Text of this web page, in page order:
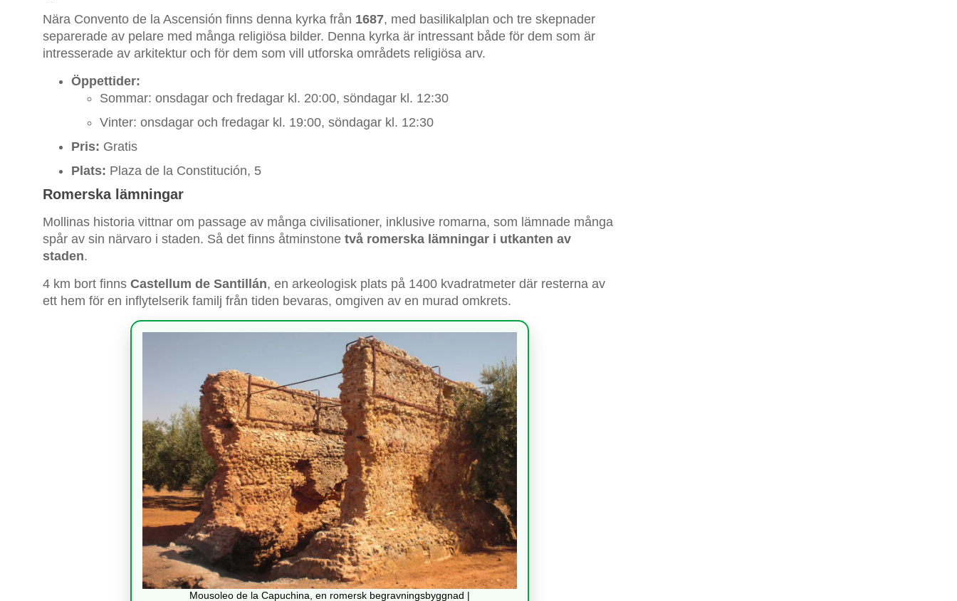
Nära Convento de la Ascensión finns denna kyrka från 1687, med basilikalplan och tre skepnader
separerade av pelare med många religiösa bilder. Denna kyrka är intressant både för dem som är
intresserade av arkitektur och för dem som vill utforska områdets religiösa arv.
Öppettider:
Sommar: onsdagar och fredagar kl. 20:00, söndagar kl. 12:30
Vinter: onsdagar och fredagar kl. 19:00, söndagar kl. 12:30
Pris: Gratis
Plats: Plaza de la Constitución, 5
Romerska lämningar
Mollinas historia vittnar om passage av många civilisationer, inklusive romarna, som lämnade många
spår av sin närvaro i staden. Så det finns åtminstone två romerska lämningar i utkanten av
staden.
4 km bort finns Castellum de Santillán, en arkeologisk plats på 1400 kvadratmeter där resterna av
ett hem för en inflytelserik familj från tiden bevaras, omgiven av en murad omkrets.
Mousoleo de la Capuchina, en romersk begravningsbyggnad |